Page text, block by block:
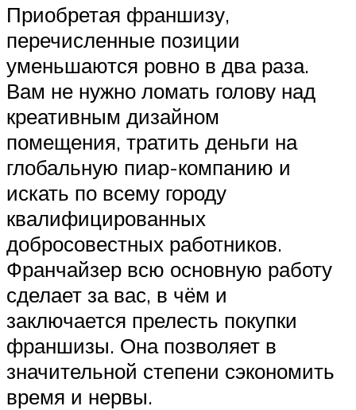
Приобретая франшизу,
перечисленные позиции
уменьшаются ровно в два раза.
Вам не нужно ломать голову над
креативным дизайном
помещения, тратить деньги на
глобальную пиар-компанию и
искать по всему городу
квалифицированных
добросовестных работников.
Франчайзер всю основную работу
сделает за вас, в чём и
заключается прелесть покупки
франшизы. Она позволяет в
значительной степени сэкономить
время и нервы.